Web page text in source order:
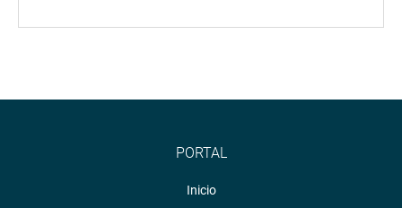
PORTAL
Inicio